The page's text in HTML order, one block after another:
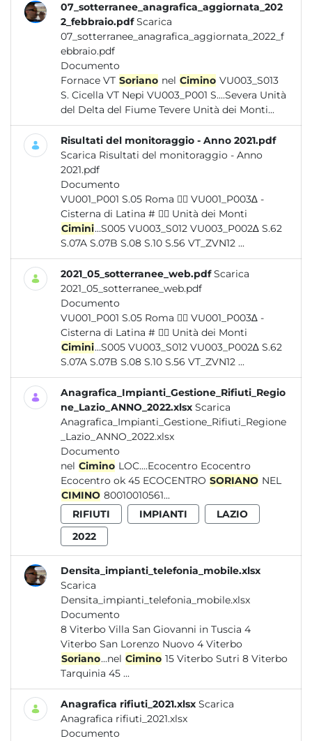
07_sotterranee_anagrafica_aggiornata_202
2_febbraio.pdf Scarica
07_sotterranee_anagrafica_aggiornata_2022_f
ebbraio.pdf
Documento
Fornace VT Soriano nel Cimino VU003_S013
S. Cicella VT Nepi VU003_P001 S....Severa Unità
del Delta del Fiume Tevere Unità dei Monti...
Risultati del monitoraggio - Anno 2021.pdf
Scarica Risultati del monitoraggio - Anno
2021.pdf
Documento
VU001_P001 S.05 Roma  VU001_P003∆ -
Cisterna di Latina #  Unità dei Monti
Cimini...S005 VU003_S012 VU003_P002∆ S.62
S.07A S.07B S.08 S.10 S.56 VT_ZVN12 ...
2021_05_sotterranee_web.pdf Scarica
2021_05_sotterranee_web.pdf
Documento
VU001_P001 S.05 Roma  VU001_P003∆ -
Cisterna di Latina #  Unità dei Monti
Cimini...S005 VU003_S012 VU003_P002∆ S.62
S.07A S.07B S.08 S.10 S.56 VT_ZVN12 ...
Anagrafica_Impianti_Gestione_Rifiuti_Regio
ne_Lazio_ANNO_2022.xlsx Scarica
Anagrafica_Impianti_Gestione_Rifiuti_Regione
_Lazio_ANNO_2022.xlsx
Documento
nel Cimino LOC....Ecocentro Ecocentro
Ecocentro ok 45 ECOCENTRO SORIANO NEL
CIMINO 80010010561...
RIFIUTI
IMPIANTI
LAZIO
2022
Densita_impianti_telefonia_mobile.xlsx
Scarica
Densita_impianti_telefonia_mobile.xlsx
Documento
8 Viterbo Villa San Giovanni in Tuscia 4
Viterbo San Lorenzo Nuovo 4 Viterbo
Soriano...nel Cimino 15 Viterbo Sutri 8 Viterbo
Tarquinia 45 ...
Anagrafica rifiuti_2021.xlsx Scarica
Anagrafica rifiuti_2021.xlsx
Documento